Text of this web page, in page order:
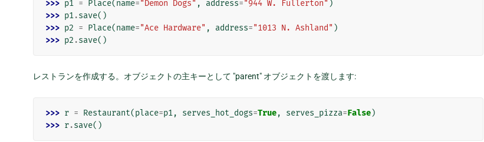
>>> p1 = Place(name="Demon Dogs" , address="944 W. Fullerton" )
>>> p1.save()
>>> p2 = Place(name="Ace Hardware" , address="1013 N. Ashland" )
>>> p2 .save()
レストランを作成する。オブジェクトの主キーとして "parent" オブジェクトを渡します:
>>> r = Restaurant(place=p1, serves_hot_dogs=True, serves_pizza=False)
>>> r.save()